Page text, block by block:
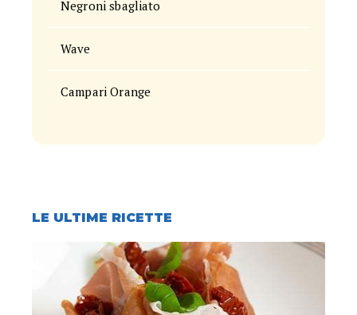
Negroni sbagliato
Wave
Campari Orange
LE ULTIME RICETTE